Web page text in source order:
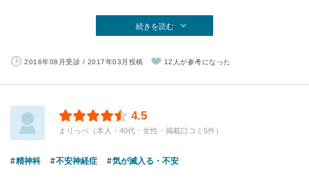
続きを読む
2016年08月受診 / 2017年03月投稿 12人が参考になった
4.5
まりっぺ（本人・40代・女性・掲載口コミ5件）
精神科 不安神経症 気が滅入る・不安